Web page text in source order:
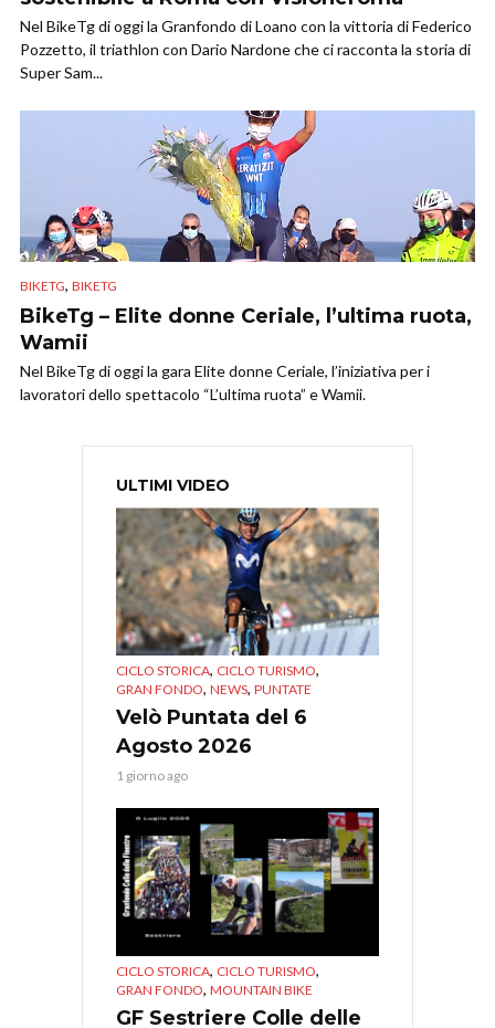
Nel BikeTg di oggi la Granfondo di Loano con la vittoria di Federico
Pozzetto, il triathlon con Dario Nardone che ci racconta la storia di
Super Sam...
BIKETG, BIKETG
BikeTg – Elite donne Ceriale, l’ultima ruota,
Wamii
Nel BikeTg di oggi la gara Elite donne Ceriale, l’iniziativa per i
lavoratori dello spettacolo “L’ultima ruota” e Wamii.
ULTIMI VIDEO
CICLO STORICA, CICLO TURISMO,
GRAN FONDO, NEWS, PUNTATE
Velò Puntata del 6
Agosto 2026
1 giorno ago
CICLO STORICA, CICLO TURISMO,
GRAN FONDO, MOUNTAIN BIKE
GF Sestriere Colle delle